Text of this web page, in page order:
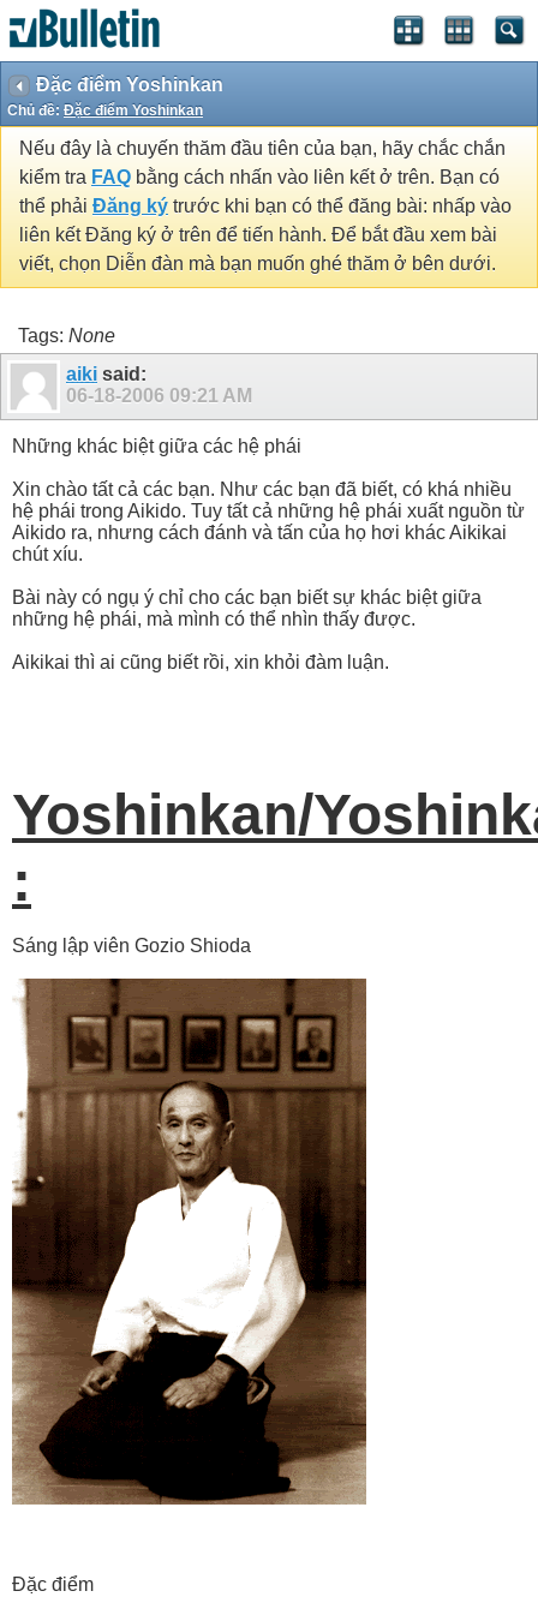
Đặc điểm Yoshinkan
Chủ đề: Đặc điểm Yoshinkan
Nếu đây là chuyến thăm đầu tiên của bạn, hãy chắc chắn
kiểm tra FAQ bằng cách nhấn vào liên kết ở trên. Bạn có
thể phải Đăng ký trước khi bạn có thể đăng bài: nhấp vào
liên kết Đăng ký ở trên để tiến hành. Để bắt đầu xem bài
viết, chọn Diễn đàn mà bạn muốn ghé thăm ở bên dưới.
Tags: None
aiki said:
06-18-2006 09:21 AM
Những khác biệt giữa các hệ phái
Xin chào tất cả các bạn. Như các bạn đã biết, có khá nhiều
hệ phái trong Aikido. Tuy tất cả những hệ phái xuất nguồn từ
Aikido ra, nhưng cách đánh và tấn của họ hơi khác Aikikai
chút xíu.
Bài này có ngụ ý chỉ cho các bạn biết sự khác biệt giữa
những hệ phái, mà mình có thể nhìn thấy được.
Aikikai thì ai cũng biết rồi, xin khỏi đàm luận.
Yoshinkan/
:
Sáng lập viên Gozio Shioda
Đặc điểm